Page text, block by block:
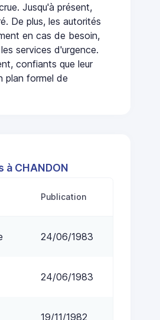
Jusqu'à présent,
De plus, les autorités
en cas de besoin,
services d'urgence.
confiants que leur
plan formel de
CHANDON
Publication
24/06/1983
24/06/1983
19/11/1982